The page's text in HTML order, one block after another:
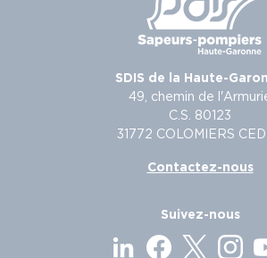
SDIS de la Haute-
49, chemin de
C.S. 80123
31772 COLOMIERS
Contactez-nous
Suivez-nous